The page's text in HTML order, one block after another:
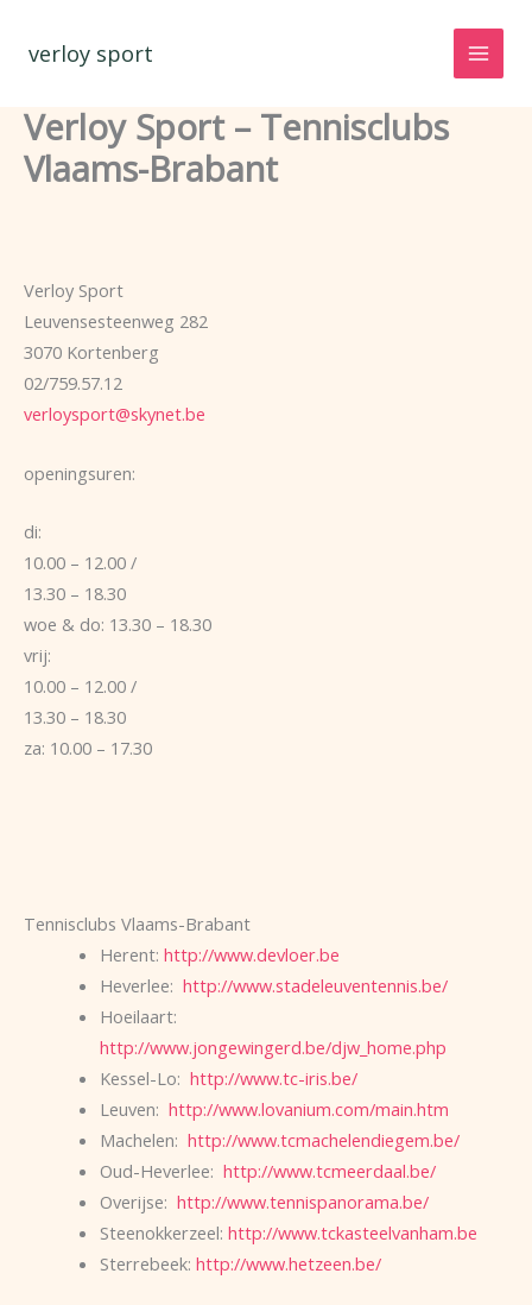
naar
inhoud
verloy sport
Verloy Sport – Tennisclubs
Vlaams-Brabant
Verloy Sport
Leuvensesteenweg 282
3070 Kortenberg
02/759.57.12
verloysport@skynet.be
openingsuren:
di:
10.00 – 12.00 /
13.30 – 18.30
woe & do: 13.30 – 18.30
vrij:
10.00 – 12.00 /
13.30 – 18.30
za: 10.00 – 17.30
Tennisclubs Vlaams-Brabant
Herent: http://www.devloer.be
Heverlee: http://www.stadeleuventennis.be/
Hoeilaart:
http://www.jongewingerd.be/djw_home.php
Kessel-Lo: http://www.tc-iris.be/
Leuven: http://www.lovanium.com/main.htm
Machelen: http://www.tcmachelendiegem.be/
Oud-Heverlee: http://www.tcmeerdaal.be/
Overijse: http://www.tennispanorama.be/
Steenokkerzeel: http://www.tckasteelvanham.be
Sterrebeek: http://www.hetzeen.be/